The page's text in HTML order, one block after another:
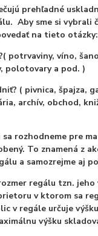
prehľadné
Aby sme si vybrali
na tieto otázky:
( potrvaviny, víno,
polotovary a pod. )
( pivnica, špajza,
archív, obchod,
rozhodneme pre
To znamená z
a samozrejme aj
regálu tzn. jeho
v ktorom sa
v regále určuje
výšku